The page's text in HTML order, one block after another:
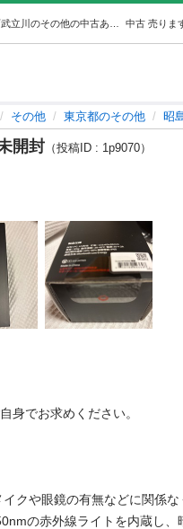
中古 売りま
その他 東京都のその他 昭
開封 （投稿ID : 1p9070）
身でお求めください。
クや眼鏡の有無などに関係な
の赤外線ライトを内蔵し、